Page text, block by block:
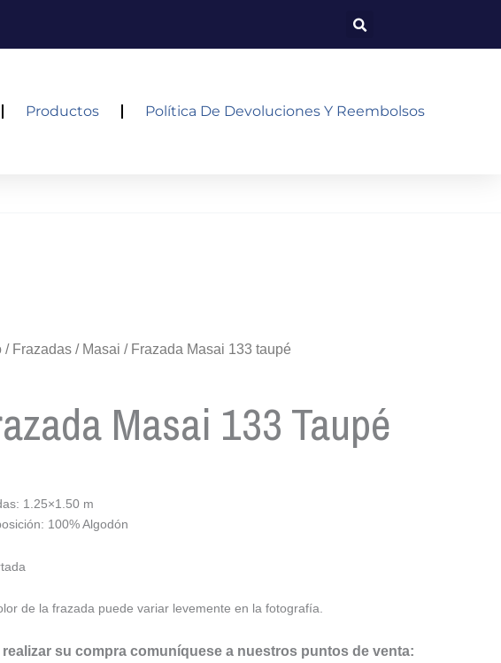
Productos Política De Devoluciones Y Reembolsos
/ Frazadas / Masai / Frazada Masai 133 taupé
Masai 133 Taupé
1.25×1.50 m
100% Algodón
de la frazada puede variar levemente en la fotografía.
realizar su compra comuníquese a nuestros puntos de venta: